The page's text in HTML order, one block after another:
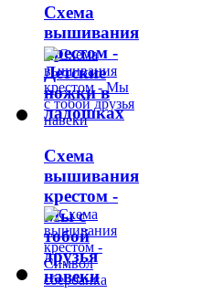
Схема
вышивания
крестом -
Детские
ножки в
ладошках
Схема
вышивания
крестом -
Мы с
тобой
друзья
навеки